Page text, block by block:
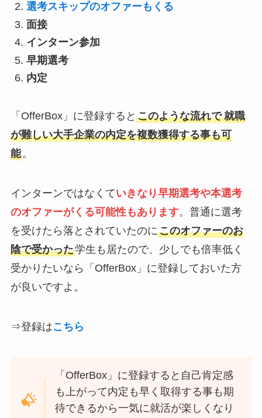
選考スキップのオファーもくる
面接
インターン参加
早期選考
内定
「OfferBox」に登録すると このような流れで 就職
が難しい大手企業の内定を複数獲得する事も可
能。
インターンではなくていきなり早期選考や本選考
のオファーがくる可能性もあります。普通に選考
を受けたら落とされていたのにこのオファーのお
陰で受かった学生も居たので、少しでも倍率低く
受かりたいなら「OfferBox」に登録しておいた方
が良いですよ。
⇒登録はこちら
「OfferBox」に登録すると自己肯定感
も上がって内定も早く取得する事も期
待できるから一気に就活が楽しくなり